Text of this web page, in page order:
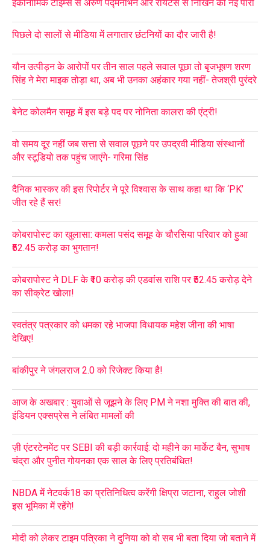
इकोनॉमिक टाइम्स से अरुण पद्मनाभन और रायटर्स से निखिन की नई पारी
पिछले दो सालों से मीडिया में लगातार छंटनियों का दौर जारी है!
यौन उत्पीड़न के आरोपों पर तीन साल पहले सवाल पूछा तो बृजभूषण शरण
सिंह ने मेरा माइक तोड़ा था, अब भी उनका अहंकार गया नहीं- तेजश्री पुरंदरे
बेनेट कोलमैन समूह में इस बड़े पद पर नोनिता कालरा की एंट्री!
वो समय दूर नहीं जब सत्ता से सवाल पूछने पर उपद्रवी मीडिया संस्थानों
और स्टूडियो तक पहुंच जाएंगे- गरिमा सिंह
दैनिक भास्कर की इस रिपोर्टर ने पूरे विश्वास के साथ कहा था कि ‘PK’
जीत रहे हैं सर!
कोबरापोस्ट का खुलासा: कमला पसंद समूह के चौरसिया परिवार को हुआ
₹52.45 करोड़ का भुगतान!
कोबरापोस्ट ने DLF के ₹10 करोड़ की एडवांस राशि पर ₹52.45 करोड़ देने
का सीक्रेट खोला!
स्वतंत्र पत्रकार को धमका रहे भाजपा विधायक महेश जीना की भाषा
देखिए!
बांकीपुर ने जंगलराज 2.0 को रिजेक्ट किया है!
आज के अखबार : युवाओं से जूझने के लिए PM ने नशा मुक्ति की बात की,
इंडियन एक्सप्रेस ने लंबित मामलों की
ज़ी एंटरटेनमेंट पर SEBI की बड़ी कार्रवाई: दो महीने का मार्केट बैन, सुभाष
चंद्रा और पुनीत गोयनका एक साल के लिए प्रतिबंधित!
NBDA में नेटवर्क18 का प्रतिनिधित्व करेंगी क्षिप्रा जटाना, राहुल जोशी
इस भूमिका में रहेंगे!
मोदी को लेकर टाइम पत्रिका ने दुनिया को वो सब भी बता दिया जो बताने में